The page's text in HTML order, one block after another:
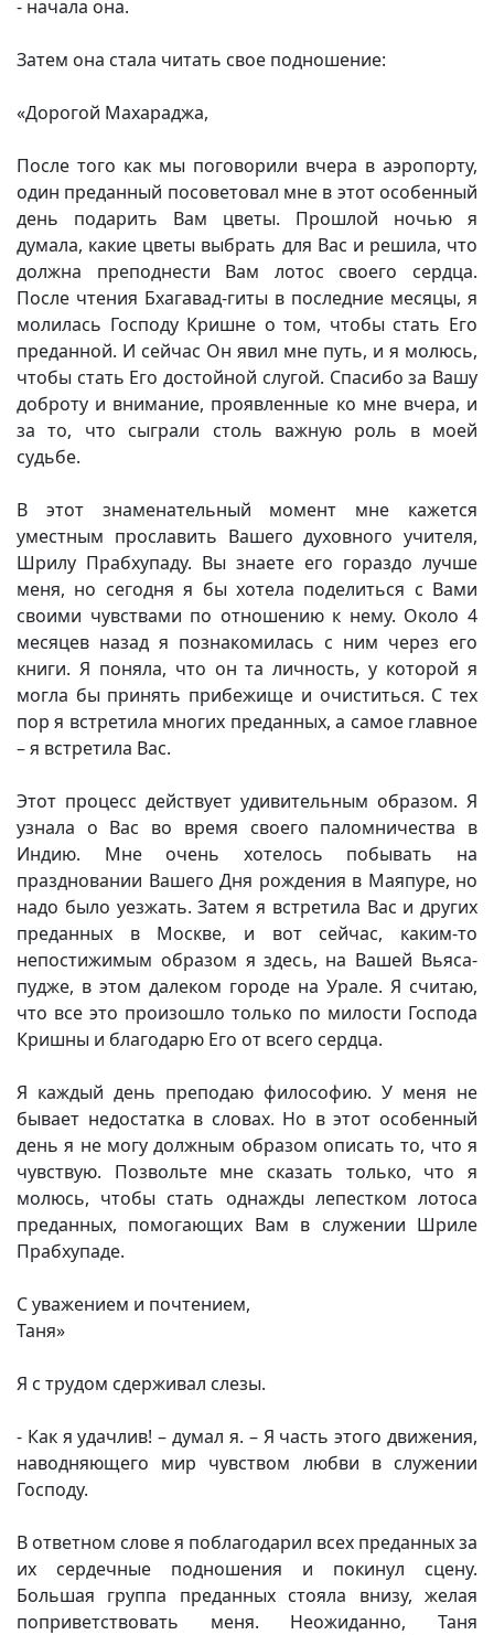
- начала она.
Затем она стала читать свое подношение:
«Дорогой Махараджа,
После того как мы поговорили вчера в аэропорту,
один преданный посоветовал мне в этот особенный
день подарить Вам цветы. Прошлой ночью я
думала, какие цветы выбрать для Вас и решила, что
должна преподнести Вам лотос своего сердца.
После чтения Бхагавад-гиты в последние месяцы, я
молилась Господу Кришне о том, чтобы стать Его
преданной. И сейчас Он явил мне путь, и я молюсь,
чтобы стать Его достойной слугой. Спасибо за Вашу
доброту и внимание, проявленные ко мне вчера, и
за то, что сыграли столь важную роль в моей
судьбе.
В этот знаменательный момент мне кажется
уместным прославить Вашего духовного учителя,
Шрилу Прабхупаду. Вы знаете его гораздо лучше
меня, но сегодня я бы хотела поделиться с Вами
своими чувствами по отношению к нему. Около 4
месяцев назад я познакомилась с ним через его
книги. Я поняла, что он та личность, у которой я
могла бы принять прибежище и очиститься. С тех
пор я встретила многих преданных, а самое главное
– я встретила Вас.
Этот процесс действует удивительным образом. Я
узнала о Вас во время своего паломничества в
Индию. Мне очень хотелось побывать на
праздновании Вашего Дня рождения в Маяпуре, но
надо было уезжать. Затем я встретила Вас и других
преданных в Москве, и вот сейчас, каким-то
непостижимым образом я здесь, на Вашей Вьяса-
пудже, в этом далеком городе на Урале. Я считаю,
что все это произошло только по милости Господа
Кришны и благодарю Его от всего сердца.
Я каждый день преподаю философию. У меня не
бывает недостатка в словах. Но в этот особенный
день я не могу должным образом описать то, что я
чувствую. Позвольте мне сказать только, что я
молюсь, чтобы стать однажды лепестком лотоса
преданных, помогающих Вам в служении Шриле
Прабхупаде.
С уважением и почтением,
Таня»
Я с трудом сдерживал слезы.
- Как я удачлив! – думал я. – Я часть этого движения,
наводняющего мир чувством любви в служении
Господу.
В ответном слове я поблагодарил всех преданных за
их сердечные подношения и покинул сцену.
Большая группа преданных стояла внизу, желая
поприветствовать меня. Неожиданно, Таня